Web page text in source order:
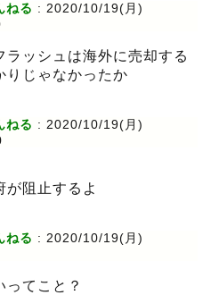
ねる : 2020/10/19(月)
ッシュは海外に売却する
りじゃなかったか
ねる : 2020/10/19(月)
が阻止するよ
ねる : 2020/10/19(月)
ってこと？